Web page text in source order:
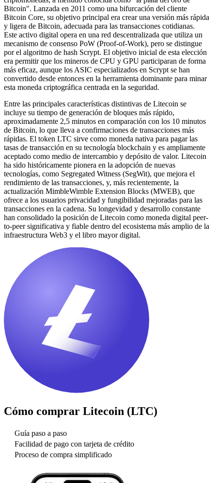
Bitcoin". Lanzada en 2011 como una bifurcación del cliente
Bitcoin Core, su objetivo principal era crear una versión más rápida
y ligera de Bitcoin, adecuada para las transacciones cotidianas.
Este activo digital opera en una red descentralizada que utiliza un
mecanismo de consenso PoW (Proof-of-Work), pero se distingue
por el algoritmo de hash Scrypt. El objetivo inicial de esta elección
era permitir que los mineros de CPU y GPU participaran de forma
más eficaz, aunque los ASIC especializados en Scrypt se han
convertido desde entonces en la herramienta dominante para minar
esta moneda criptográfica centrada en la seguridad.
Entre las principales características distintivas de Litecoin se
incluye su tiempo de generación de bloques más rápido,
aproximadamente 2,5 minutos en comparación con los 10 minutos
de Bitcoin, lo que lleva a confirmaciones de transacciones más
rápidas. El token LTC sirve como moneda nativa para pagar las
tasas de transacción en su tecnología blockchain y es ampliamente
aceptado como medio de intercambio y depósito de valor. Litecoin
ha sido históricamente pionera en la adopción de nuevas
tecnologías, como Segregated Witness (SegWit), que mejora el
rendimiento de las transacciones, y, más recientemente, la
actualización MimbleWimble Extension Blocks (MWEB), que
ofrece a los usuarios privacidad y fungibilidad mejoradas para las
transacciones en la cadena. Su longevidad y desarrollo constante
han consolidado la posición de Litecoin como moneda digital peer-
to-peer significativa y fiable dentro del ecosistema más amplio de la
infraestructura Web3 y el libro mayor digital.
Cómo comprar Litecoin (LTC)
Guía paso a paso
Facilidad de pago con tarjeta de crédito
Proceso de compra simplificado